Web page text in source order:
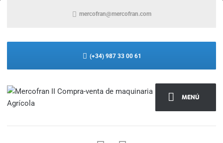
MENÚ
mercofran@mercofran.com
(+34) 987 33 00 61